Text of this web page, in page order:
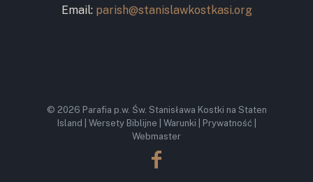
Email: parish@stanislawkostkasi.org
© 2026 Parafia p.w. Św. Stanisława Kostki na Staten
Island
Wersety Biblijne Warunki Prywatność|
Webmaster